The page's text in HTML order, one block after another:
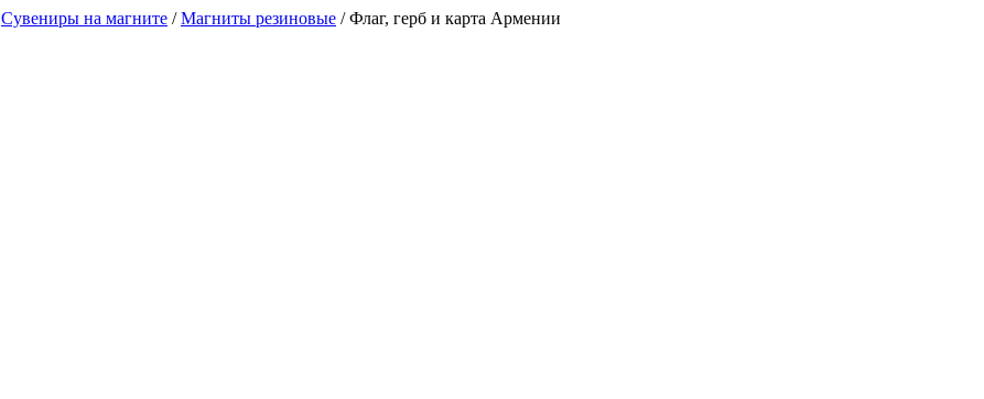
Сувениры на магните /Магниты резиновые /Флаг, герб и карта Армении